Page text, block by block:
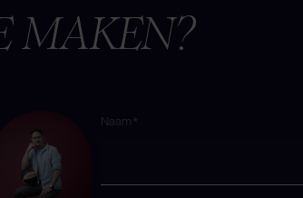
MAKEN?
Naam*